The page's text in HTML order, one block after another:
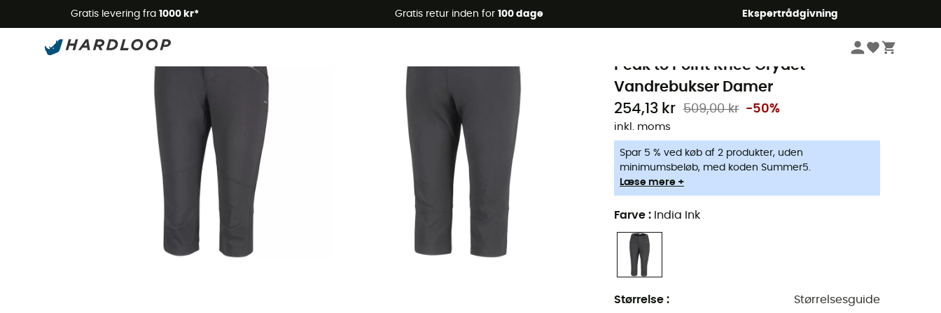
Gratis levering fra 1000 kr* Gratis retur inden for 100 dage Ekspertrådgivning
-5% Extra - Kode Summer5
Beklædning damer Bukser Damer Tourbukser damer
Peak to Point Knee Grydet -
Vandrebukser Damer
254,13 kr 509,00 kr -50%
inkl. moms
Spar 5 % ved køb af 2 produkter, uden
minimumsbeløb, med koden Summer5.
Læse mere +
Farve : India Ink
Størrelse : Størrelsesguide